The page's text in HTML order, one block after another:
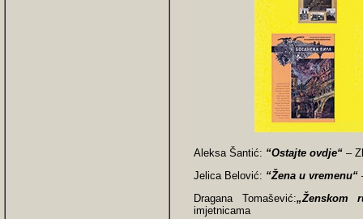
Aleksa Šantić: “Ostajte ovdje“ –
Jelica Belović: “Žena u vremenu“
Dragana Tomašević:„Ženskom
imjetnicama